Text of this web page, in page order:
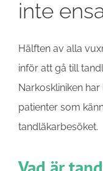
inte
Hälften av alla
inför att gå till
Narkoskliniken
patienter som
tandläkarbesöket.